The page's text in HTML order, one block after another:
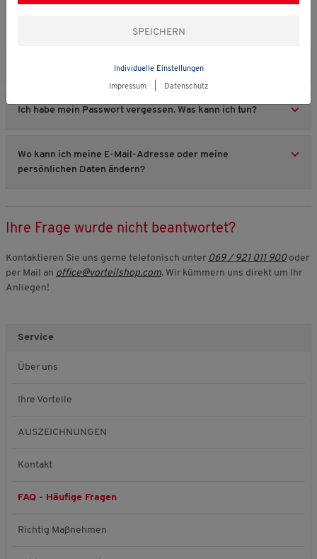
Muss ich ein Kundenkonto anlegen, um zu bestellen?
Ich habe mein Passwort vergessen. Was kann ich tun?
Wo kann ich meine E-Mail-Adresse oder meine
persönlichen Daten ändern?
Ihre Frage wurde nicht beantwortet?
Kontaktieren Sie uns gerne telefonisch unter 069 / 921 011 900oder
per Mail an office@vorteilshop.com. Wir kümmern uns direkt um Ihr
Anliegen!
Service
Über uns
Ihre Vorteile
AUSZEICHNUNGEN
Kontakt
FAQ - Häufige Fragen
Richtig Maßnehmen
Individuelle Einstellungen
Impressum Datenschutz